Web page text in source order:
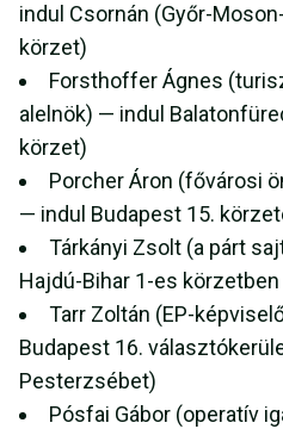
indul Csornán (Győr-
körzet)
Forsthoffer Ágnes
alelnök) — indul
körzet)
Porcher Áron (fővárosi
— indul Budapest 15.
Tárkányi Zsolt (a párt
Hajdú-Bihar 1-es
Tarr Zoltán (EP-
Budapest 16.
Pesterzsébet)
Pósfai Gábor (operatív